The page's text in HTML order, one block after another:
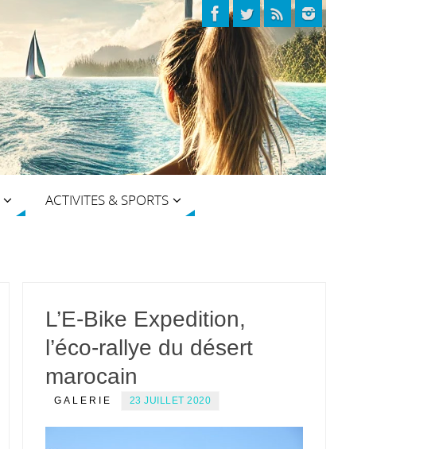
ACTIVITES & SPORTS
L’E-Bike Expedition,
l’éco-rallye du désert
marocain
GALERIE 23 JUILLET 2020